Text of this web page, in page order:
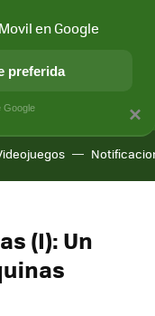
APLICACIONES
(I): Un
×
en Google
preferida
Google